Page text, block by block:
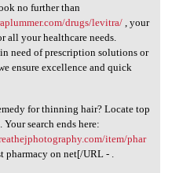
no further than
drugs/levitra/, your
all your healthcare needs.
need of prescription solutions or
ensure excellence and quick
for thinning hair? Locate top
search ends here:
item/phar
pharmacy on net[/URL - .